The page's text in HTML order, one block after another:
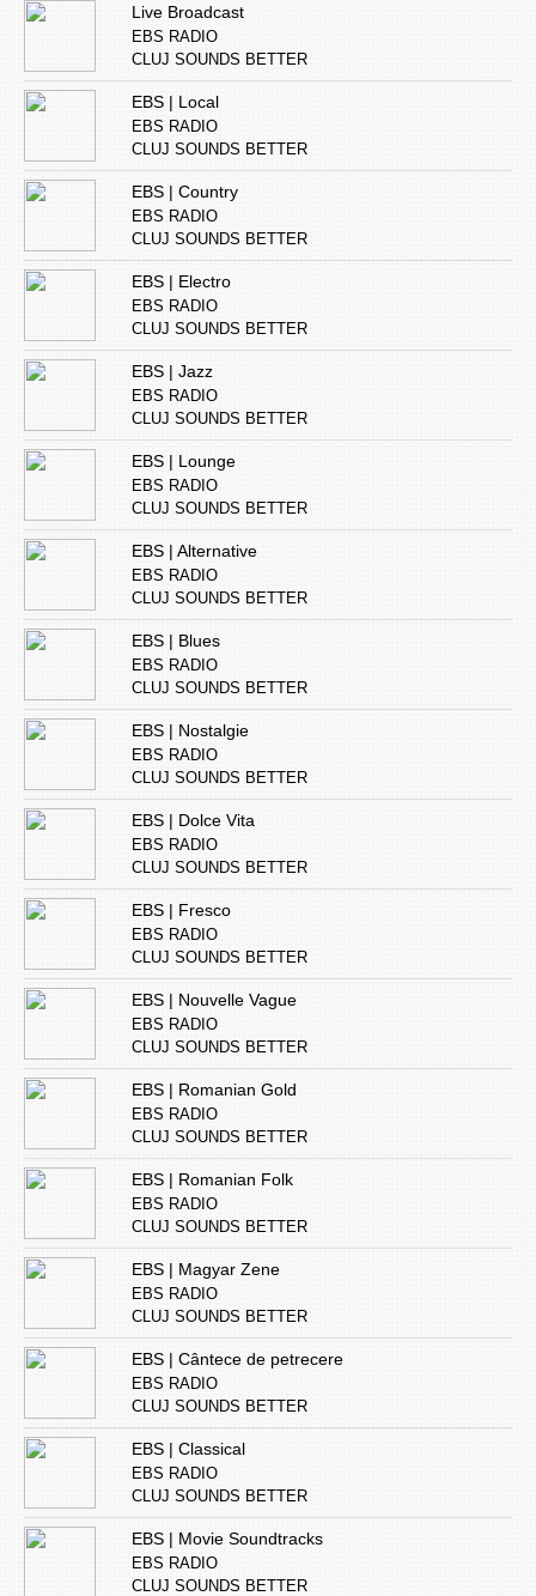
Live Broadcast
EBS RADIO
CLUJ SOUNDS BETTER
EBS | Local
EBS RADIO
CLUJ SOUNDS BETTER
EBS | Country
EBS RADIO
CLUJ SOUNDS BETTER
EBS | Electro
EBS RADIO
CLUJ SOUNDS BETTER
EBS | Jazz
EBS RADIO
CLUJ SOUNDS BETTER
EBS | Lounge
EBS RADIO
CLUJ SOUNDS BETTER
EBS | Alternative
EBS RADIO
CLUJ SOUNDS BETTER
EBS | Blues
EBS RADIO
CLUJ SOUNDS BETTER
EBS | Nostalgie
EBS RADIO
CLUJ SOUNDS BETTER
EBS | Dolce Vita
EBS RADIO
CLUJ SOUNDS BETTER
EBS | Fresco
EBS RADIO
CLUJ SOUNDS BETTER
EBS | Nouvelle Vague
EBS RADIO
CLUJ SOUNDS BETTER
EBS | Romanian Gold
EBS RADIO
CLUJ SOUNDS BETTER
EBS | Romanian Folk
EBS RADIO
CLUJ SOUNDS BETTER
EBS | Magyar Zene
EBS RADIO
CLUJ SOUNDS BETTER
EBS | Cântece de petrecere
EBS RADIO
CLUJ SOUNDS BETTER
EBS | Classical
EBS RADIO
CLUJ SOUNDS BETTER
EBS | Movie Soundtracks
EBS RADIO
CLUJ SOUNDS BETTER